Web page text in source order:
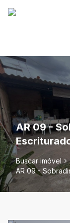
AR 09 -
Buscar imóvel
AR 09 -